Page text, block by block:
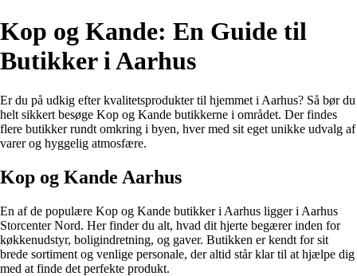
Kop og Kande: En Guide til
Butikker i Aarhus
Er du på udkig efter kvalitetsprodukter til hjemmet i Aarhus? Så bør du
helt sikkert besøge Kop og Kande butikkerne i området. Der findes
flere butikker rundt omkring i byen, hver med sit eget unikke udvalg af
varer og hyggelig atmosfære.
Kop og Kande Aarhus
En af de populære Kop og Kande butikker i Aarhus ligger i Aarhus
Storcenter Nord. Her finder du alt, hvad dit hjerte begærer inden for
køkkenudstyr, boligindretning, og gaver. Butikken er kendt for sit
brede sortiment og venlige personale, der altid står klar til at hjælpe dig
med at finde det perfekte produkt.